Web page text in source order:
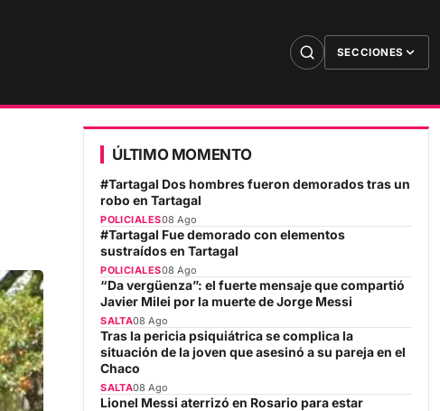
SECCIONES
ÚLTIMO MOMENTO
#Tartagal Dos hombres fueron demorados tras un
robo en Tartagal
POLICIALES08 Ago
#Tartagal Fue demorado con elementos
sustraídos en Tartagal
POLICIALES08 Ago
“Da vergüenza”: el fuerte mensaje que compartió
Javier Milei por la muerte de Jorge Messi
SALTA08 Ago
Tras la pericia psiquiátrica se complica la
situación de la joven que asesinó a su pareja en el
Chaco
SALTA08 Ago
Lionel Messi aterrizó en Rosario para estar